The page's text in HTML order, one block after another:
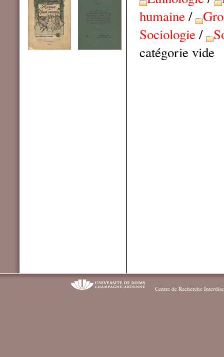
humaine/
Sociologie/
catégorie vide
Centre de Recherche